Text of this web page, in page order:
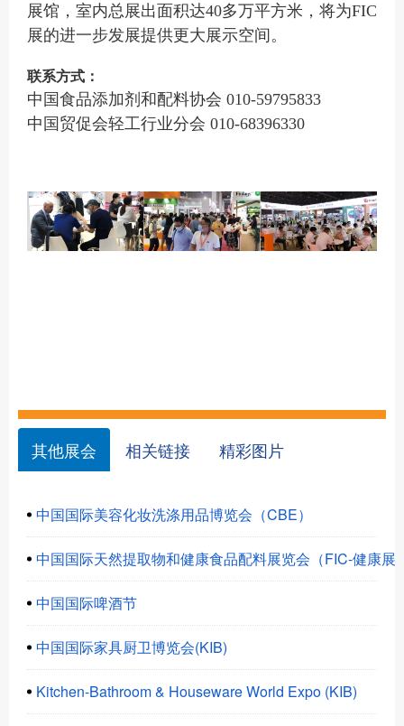
展馆，室内总展出面积达40多万平方米，将为FIC
展的进一步发展提供更大展示空间。
联系方式：
中国食品添加剂和配料协会 010-59795833
中国贸促会轻工行业分会 010-68396330
其他展会 相关链接 精彩图片
中国国际美容化妆洗涤用品博览会（CBE）
中国国际天然提取物和健康食品配料展览会（FIC-健康展
中国国际啤酒节
中国国际家具厨卫博览会(KIB)
Kitchen-Bathroom & Houseware World Expo (KIB)